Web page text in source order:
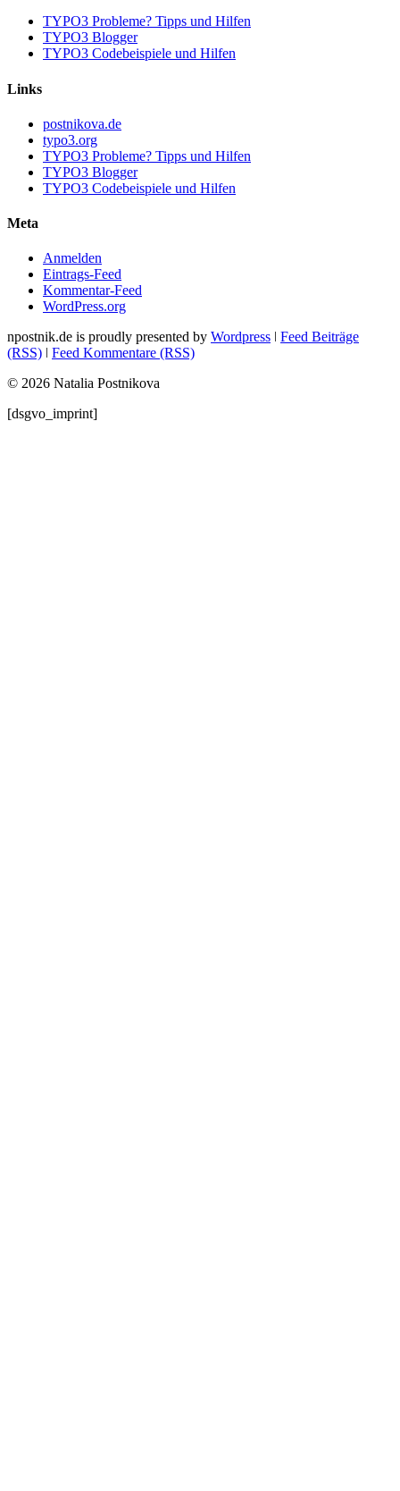
TYPO3 Probleme? Tipps und Hilfen
TYPO3 Blogger
TYPO3 Codebeispiele und Hilfen
Links
postnikova.de
typo3.org
TYPO3 Probleme? Tipps und Hilfen
TYPO3 Blogger
TYPO3 Codebeispiele und Hilfen
Meta
Anmelden
Eintrags-Feed
Kommentar-Feed
WordPress.org
npostnik.de is proudly presented by Wordpress ǀ Feed Beiträge
(RSS) ǀ Feed Kommentare (RSS)
© 2026 Natalia Postnikova
[dsgvo_imprint]